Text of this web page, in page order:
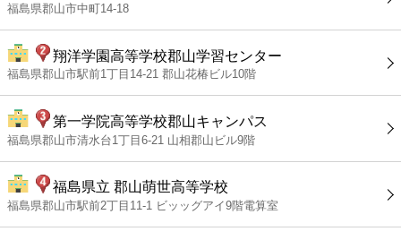
福島県郡山市中町14-18
翔洋学園高等学校郡山学習センター
福島県郡山市駅前1丁目14-21 郡山花椿ビル10階
第一学院高等学校郡山キャンパス
福島県郡山市清水台1丁目6-21 山相郡山ビル9階
福島県立 郡山萌世高等学校
福島県郡山市駅前2丁目11-1 ビッッグアイ9階電算室